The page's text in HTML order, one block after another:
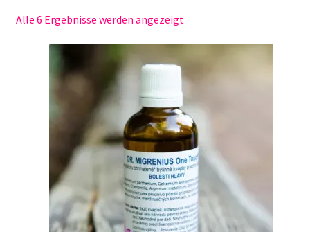
Kontakt
Lieferung und versanddienste
Naturwissenschaft
Sample Page
Sozialwissenschaften
Alle 6 Ergebnisse werden angezeigtNach